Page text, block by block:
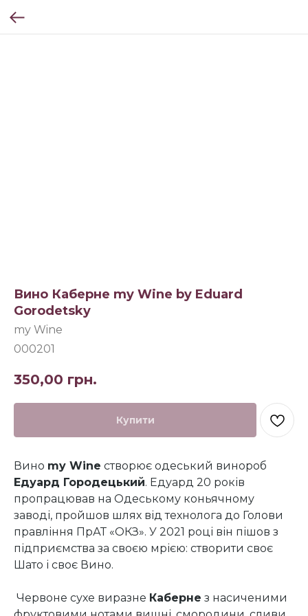
Вино Каберне my Wine by Eduard
Gorodetsky
my Wine
000201
350,00 грн.
Купити
Вино my Wine створює одеський винороб
Едуард Городецький. Едуард 20 років
пропрацював на Одеському коньячному
заводі, пройшов шлях від технолога до Голови
правління ПрАТ «ОКЗ». У 2021 році він пішов з
підприємства за своєю мрією: створити своє
Шато і своє Вино.
Червоне сухе виразне Каберне з насиченими